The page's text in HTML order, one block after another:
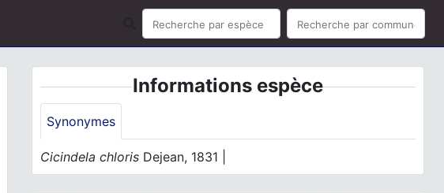
Informations espèce
Synonymes
Cicindela chloris Dejean, 1831 |